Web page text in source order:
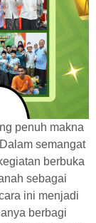
penuh makna
semangat
berbuka
sebagai
ini menjadi
berbagi